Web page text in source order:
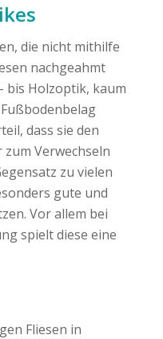
die nicht mithilfe
nachgeahmt
bis Holzoptik, kaum
dass sie den
Verwechseln
zu vielen
gute und
Vor allem bei
spielt diese eine
Fliesen in